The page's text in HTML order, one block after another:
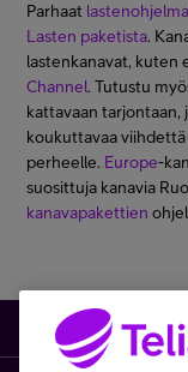
Parhaat
Lasten paketista.
lastenkanavat, kuten
Channel. Tutustu
kattavaan tarjontaan,
koukuttavaa viihdettä
perheelle. Europe-
suosittuja kanavia
kanavapakettien
Kauppa